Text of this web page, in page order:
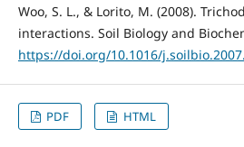
Woo, S. L., & Lorito, M. (2008).
interactions. Soil Biology and
https://doi.org/10.1016/
PDF HTML